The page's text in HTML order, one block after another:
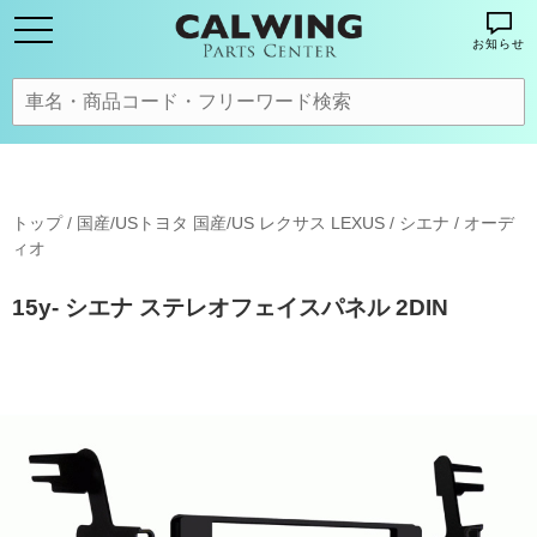
お知らせ
トップ/ 国産/USトヨタ 国産/US レクサス LEXUS / シエナ / オーデ
ィオ
15y- シエナ ステレオフェイスパネル 2DIN